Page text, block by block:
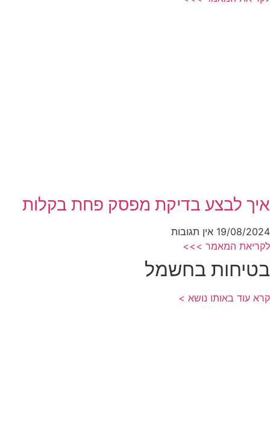
איך לבצע בדיקת מפסק פחת בקלות
19/08/2024 אין תגובות
לקריאת המאמר >>>
בטיחות בחשמל
קרא עוד באותו נושא >